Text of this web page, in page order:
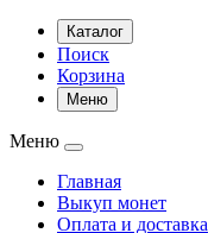
Каталог
Поиск
Корзина
Меню
Меню
Главная
Выкуп монет
Оплата и доставка